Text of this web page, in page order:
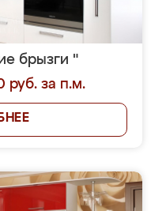
брызги "
руб. за п.м.